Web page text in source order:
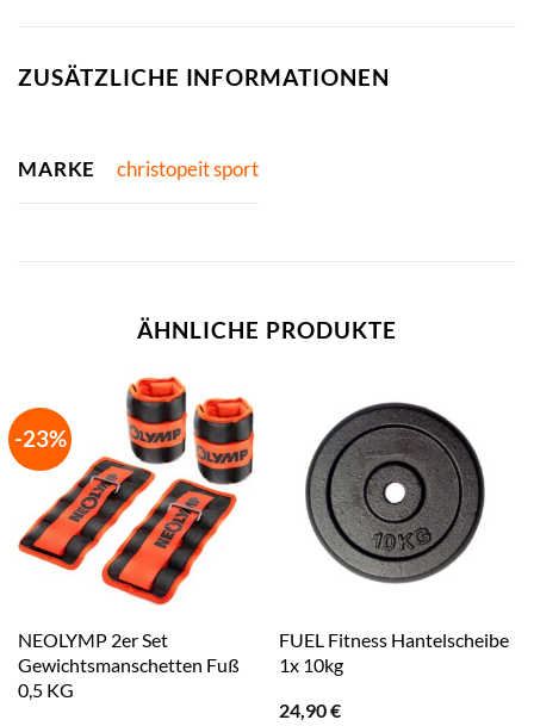
ZUSÄTZLICHE INFORMATIONEN
MARKE christopeit sport
ÄHNLICHE PRODUKTE
-23%
NEOLYMP 2er Set
Gewichtsmanschetten Fuß
0,5 KG
FUEL Fitness Hantelscheibe
1x 10kg
24,90€